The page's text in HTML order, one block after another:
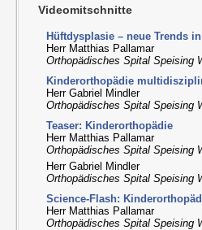
Videomitschnitte
Hüftdysplasie – neue Trends
Herr Matthias Pallamar
Orthopädisches Spital Speising
Kinderorthopädie
Herr Gabriel Mindler
Orthopädisches Spital Speising
Teaser: Kinderorthopädie
Herr Matthias Pallamar
Orthopädisches Spital Speising
Herr Gabriel Mindler
Orthopädisches Spital Speising
Science-Flash:
Herr Matthias Pallamar
Orthopädisches Spital Speising